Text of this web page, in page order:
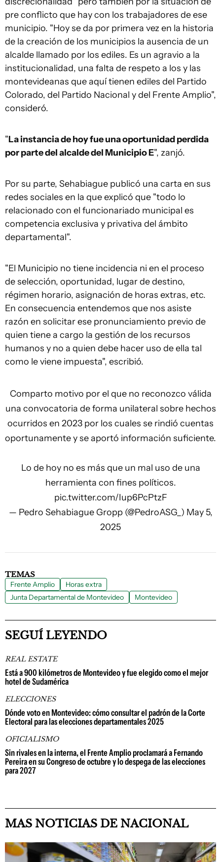
pre conflicto que hay con los trabajadores de ese
municipio. "Hoy se da por primera vez en la historia
de la creación de los municipios la ausencia de un
alcalde llamado por los ediles. Es un agravio a la
institucionalidad, una falta de respeto a los y las
montevideanas que aquí tienen ediles del Partido
Colorado, del Partido Nacional y del Frente Amplio",
consideró.
"La instancia de hoy fue una oportunidad perdida
por parte del alcalde del Municipio E", zanjó.
Por su parte, Sehabiague publicó una carta en sus
redes sociales en la que explicó que "todo lo
relacionado con el funcionariado municipal es
competencia exclusiva y privativa del ámbito
departamental".
"El Municipio no tiene incidencia ni en el proceso
de selección, oportunidad, lugar de destino,
régimen horario, asignación de horas extras, etc.
En consecuencia entendemos que nos asiste
razón en solicitar ese pronunciamiento previo de
quien tiene a cargo la gestión de los recursos
humanos y no a quien debe hacer uso de ella tal
como le viene impuesta", escribió.
Comparto motivo por el que no reconozco válida
una convocatoria de forma unilateral sobre hechos
ocurridos en 2023 por los cuales se rindió cuentas
oportunamente y se aportó información suficiente.
Lo de hoy no es más que un mal uso de una
herramienta con fines políticos.
pic.twitter.com/Iup6PcPtzF
— Pedro Sehabiague Gropp (@PedroASG_) May 5,
2025
TEMAS
Frente Amplio
Horas extra
Junta Departamental de Montevideo
Montevideo
SEGUÍ LEYENDO
REAL ESTATE
Está a 900 kilómetros de Montevideo y fue elegido como el mejor
hotel de Sudamérica
ELECCIONES
Dónde voto en Montevideo: cómo consultar el padrón de la Corte
Electoral para las elecciones departamentales 2025
OFICIALISMO
Sin rivales en la interna, el Frente Amplio proclamará a Fernando
Pereira en su Congreso de octubre y lo despega de las elecciones
para 2027
MAS NOTICIAS DE NACIONAL